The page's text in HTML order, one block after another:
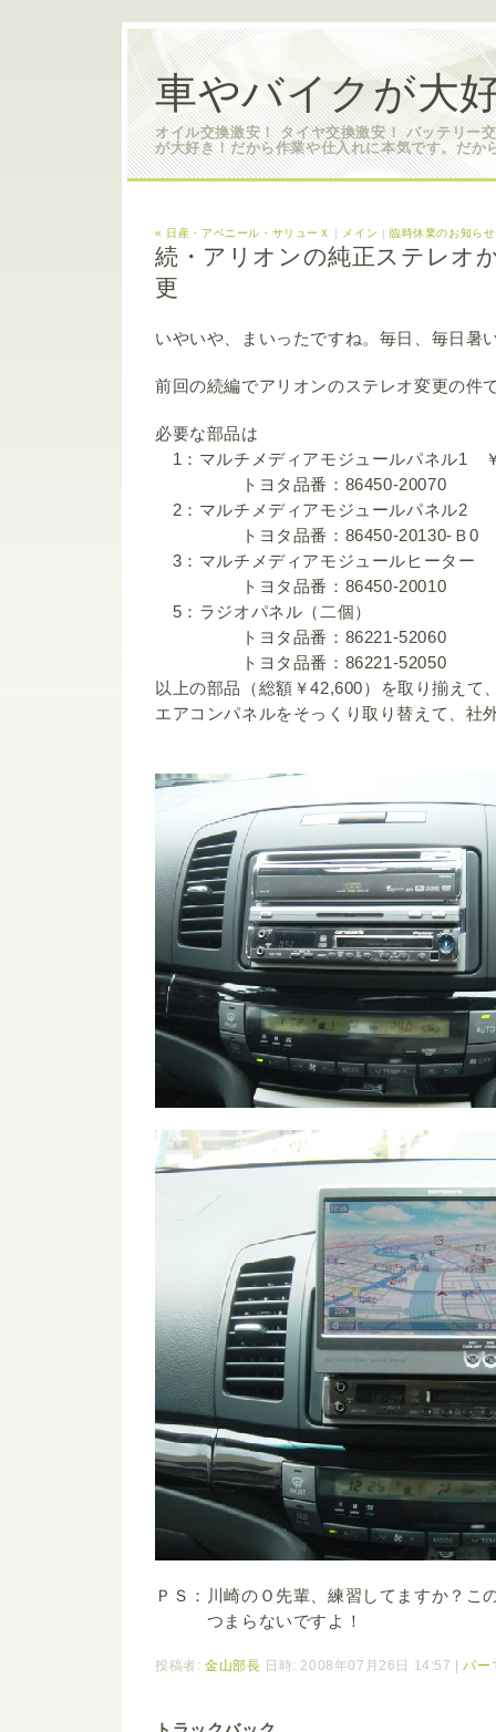
車やバイクが大
オイル交換激安！ タイヤ交換激安！ バッテリー
が大好き！だから作業や仕入れに本気です。だか
« 日産・アベニール・サリューＸ | メイン |臨時休業のお知ら
続・アリオンの純正ステレオ
更
いやいや、まいったですね。毎日、毎日暑
前回の続編でアリオンのステレオ変更の件
必要な部品は
1：マルチメディアモジュールパネル1
トヨタ品番：86450-20070
2：マルチメディアモジュールパネル2
トヨタ品番：86450-20130-Ｂ0
3：マルチメディアモジュールヒー
トヨタ品番：86450-20010
5：ラジオパネル（二個）
トヨタ品番：86221-
トヨタ品番：86221-
以上の部品（総額￥42,600）を取り揃えて
エアコンパネルをそっくり取り替えて、社
ＰＳ：川崎のＯ先輩、練習してますか？こ
つまらないですよ！
投稿者:金山部長 日時: 2008年07月26日 14:57 パー